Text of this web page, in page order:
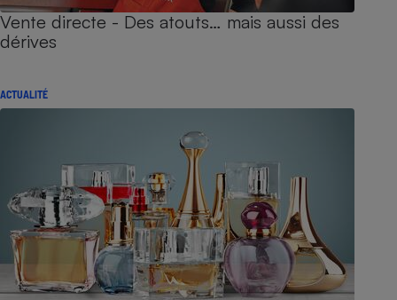
Vente directe - Des atouts… mais aussi des
dérives
ACTUALITÉ